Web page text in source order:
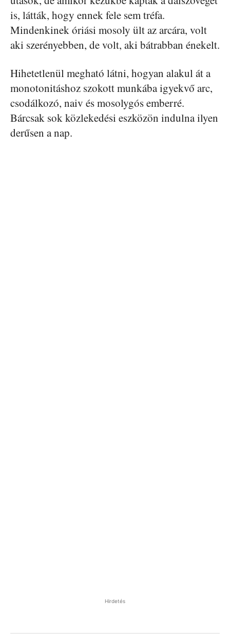
is, látták, hogy ennek fele sem tréfa.
Mindenkinek óriási mosoly ült az arcára, volt
aki szerényebben, de volt, aki bátrabban énekelt.
Hihetetlenül megható látni, hogyan alakul át a
monotonitáshoz szokott munkába igyekvő arc,
csodálkozó, naiv és mosolygós emberré.
Bárcsak sok közlekedési eszközön indulna ilyen
derűsen a nap.
Hirdetés